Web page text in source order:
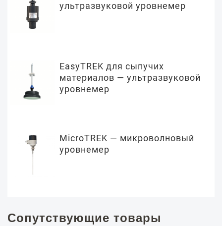
ультразвуковой уровнемер
EasyTREK для сыпучих
материалов — ультразвуковой
уровнемер
MicroTREK — микроволновый
уровнемер
Сопутствующие товары